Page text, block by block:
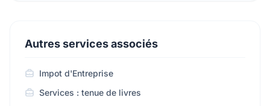
Autres services associés
Impot d'Entreprise
Services : tenue de livres